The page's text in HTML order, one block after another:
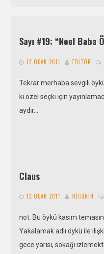
Sayı #19: “Noel Baba
12 OCAK 2011 EDITÖR
Tekrar merhaba sevgili
ki özel seçki için
aydır…
Claus
12 OCAK 2011 NIHBRIN
not: Bu öykü kasım
Yakalamak adlı öykü ile
gece yarısı, sokağı